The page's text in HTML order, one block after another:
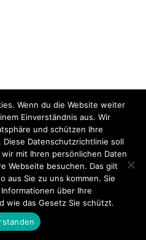
H-1 ABSICHERUNG
werden Über uns
Bilder
Ltd . Powered byWordPress
Wenn du die Website weiter
Einverständnis aus. Wir
und schützen Ihre
Datenschutzrichtlinie soll
mit Ihren persönlichen Daten
Webseite besuchen. Das gilt
aus Sie zu uns kommen. Sie
über Ihre
wie das Gesetz Sie schützt.